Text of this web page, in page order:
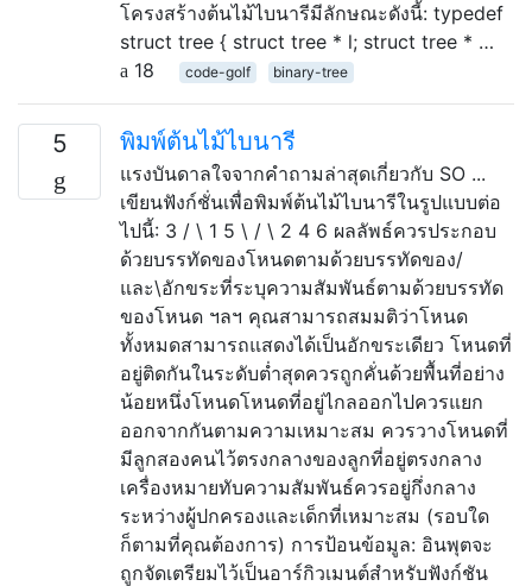
โครงสร้างต้นไม้ไบนารีมีลักษณะดังนี้: typedef
struct tree { struct tree * l; struct tree * …
18
code-golf binary-tree
5 พิมพ์ต้นไม้ไบนารี
แรงบันดาลใจจากคำถามล่าสุดเกี่ยวกับ SO ...
เขียนฟังก์ชั่นเพื่อพิมพ์ต้นไม้ไบนารีในรูปแบบต่อ
ไปนี้: 3 / \ 1 5 \ / \ 2 4 6 ผลลัพธ์ควรประกอบ
ด้วยบรรทัดของโหนดตามด้วยบรรทัดของ/
และ\อักขระที่ระบุความสัมพันธ์ตามด้วยบรรทัด
ของโหนด ฯลฯ คุณสามารถสมมติว่าโหนด
ทั้งหมดสามารถแสดงได้เป็นอักขระเดียว โหนดที่
อยู่ติดกันในระดับต่ำสุดควรถูกคั่นด้วยพื้นที่อย่าง
น้อยหนึ่งโหนดโหนดที่อยู่ไกลออกไปควรแยก
ออกจากกันตามความเหมาะสม ควรวางโหนดที่
มีลูกสองคนไว้ตรงกลางของลูกที่อยู่ตรงกลาง
เครื่องหมายทับความสัมพันธ์ควรอยู่กึ่งกลาง
ระหว่างผู้ปกครองและเด็กที่เหมาะสม (รอบใด
ก็ตามที่คุณต้องการ) การป้อนข้อมูล: อินพุตจะ
ถูกจัดเตรียมไว้เป็นอาร์กิวเมนต์สำหรับฟังก์ชัน